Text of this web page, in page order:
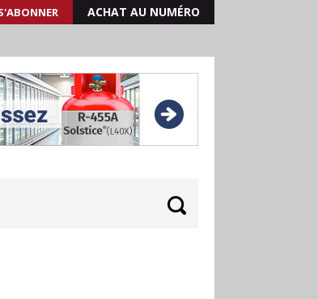
ACHAT AU NUMÉRO